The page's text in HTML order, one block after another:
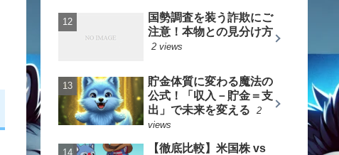
国勢調査を装う詐欺にご
注意！本物との見分け方
2 views
貯金体質に変わる魔法の
公式！「収入－貯金＝支
出」で未来を変える
2
views
【徹底比較】米国株 vs